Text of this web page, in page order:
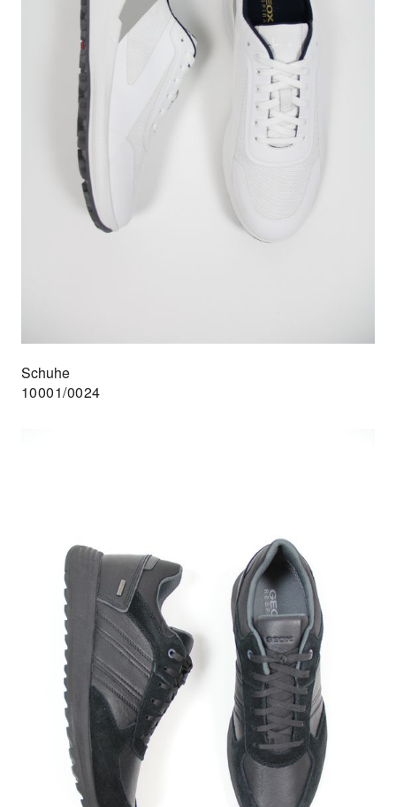
Schuhe
10001/0024